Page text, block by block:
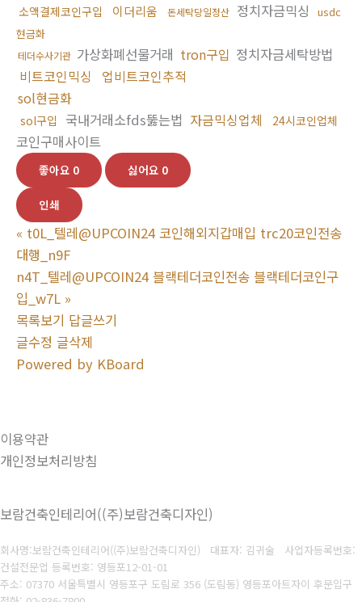
소액결제코인구입 이더리움 돈세탁당일정산 정치자금믹싱
usdc
현금화
테더수사기관 가상화폐선물거래 tron구입 정치자금세탁방법
비트코인믹싱
업비트코인추적
sol현금화
sol구입 국내거래소fds뚫는법 자금믹싱업체 24시코인업체
코인구매사이트
좋아요 0 싫어요 0
인쇄
« t0L_텔레@UPCOIN24 코인해외지갑매입 trc20코인전송
대행_n9F
n4T_텔레@UPCOIN24 블랙테더코인전송 블랙테더코인구
입_w7L »
목록보기 답글쓰기
글수정 글삭제
Powered by KBoard
이용약관
개인정보처리방침
보람건축인테리어((주)보람건축디자인)
회사명:보람건축인테리어((주)보람건축디자인) 대표자: 김귀술 사업자등록번호:
건설전문업 등록번호: 영등포12-01-01
주소: 07370 서울특별시 영등포구 도림로 356 (도림동) 영등포아트자이 후문입구